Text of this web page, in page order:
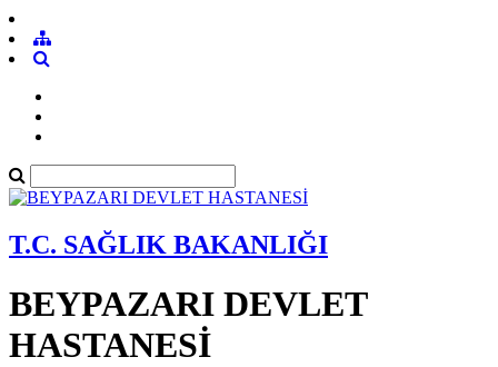
T.C. SAĞLIK BAKANLIĞI
BEYPAZARI DEVLET
HASTANESİ